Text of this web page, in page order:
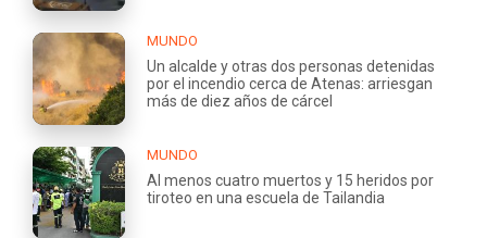
MUNDO
Un alcalde y otras dos personas detenidas
por el incendio cerca de Atenas: arriesgan
más de diez años de cárcel
MUNDO
Al menos cuatro muertos y 15 heridos por
tiroteo en una escuela de Tailandia